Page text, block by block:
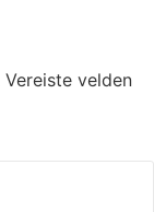
Vereiste velden